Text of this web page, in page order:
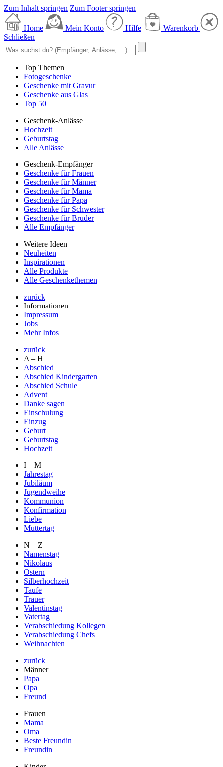
Zum Inhalt springen Zum Footer springen
Home Mein Konto Hilfe
Warenkorb
Schließen
Top Themen
Fotogeschenke
Geschenke mit Gravur
Geschenke aus Glas
Top 50
Geschenk-Anlässe
Hochzeit
Geburtstag
Alle Anlässe
Geschenk-Empfänger
Geschenke für Frauen
Geschenke für Männer
Geschenke für Mama
Geschenke für Papa
Geschenke für Schwester
Geschenke für Bruder
Alle Empfänger
Weitere Ideen
Neuheiten
Inspirationen
Alle Produkte
Alle Geschenkethemen
zurück
Informationen
Impressum
Jobs
Mehr Infos
zurück
A – H
Abschied
Abschied Kindergarten
Abschied Schule
Advent
Danke sagen
Einschulung
Einzug
Geburt
Geburtstag
Hochzeit
I – M
Jahrestag
Jubiläum
Jugendweihe
Kommunion
Konfirmation
Liebe
Muttertag
N – Z
Namenstag
Nikolaus
Ostern
Silberhochzeit
Taufe
Trauer
Valentinstag
Vatertag
Verabschiedung Kollegen
Verabschiedung Chefs
Weihnachten
zurück
Männer
Papa
Opa
Freund
Frauen
Mama
Oma
Beste Freundin
Freundin